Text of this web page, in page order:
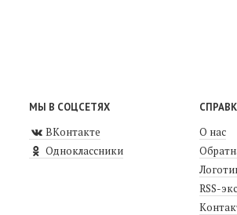
МЫ В СОЦСЕТЯХ
ВКонтакте
Одноклассники
О нас
RSS-